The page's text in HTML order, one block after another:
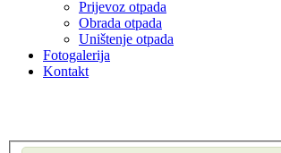
Prijevoz otpada
Obrada otpada
Uništenje otpada
Fotogalerija
Kontakt